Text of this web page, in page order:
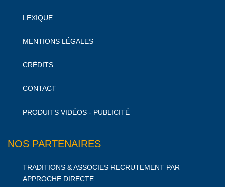
LEXIQUE
MENTIONS LÉGALES
CRÉDITS
CONTACT
PRODUITS VIDÉOS - PUBLICITÉ
NOS PARTENAIRES
TRADITIONS & ASSOCIES RECRUTEMENT PAR
APPROCHE DIRECTE